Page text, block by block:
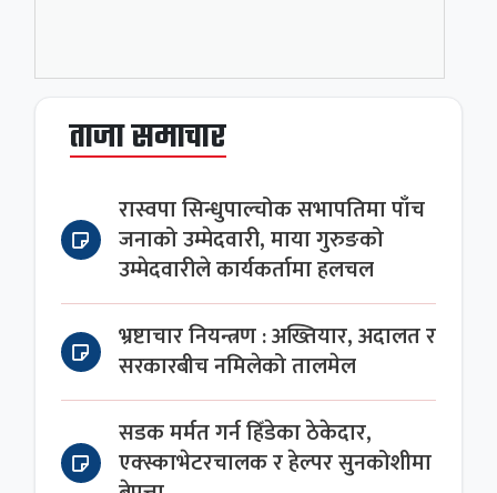
ताजा समाचार
रास्वपा सिन्धुपाल्चोक सभापतिमा पाँच
जनाको उम्मेदवारी, माया गुरुङको
उम्मेदवारीले कार्यकर्तामा हलचल
भ्रष्टाचार नियन्त्रण : अख्तियार, अदालत र
सरकारबीच नमिलेको तालमेल
सडक मर्मत गर्न हिँडेका ठेकेदार,
एक्स्काभेटरचालक र हेल्पर सुनकोशीमा